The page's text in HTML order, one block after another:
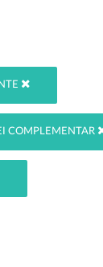
COMPLEMENTAR